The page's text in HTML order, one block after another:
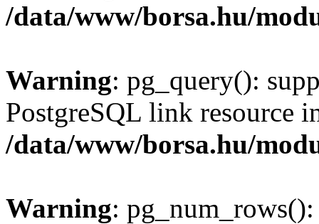
/data/www/borsa.hu/
Warning: pg_query():
PostgreSQL link resource
/data/www/borsa.hu/
Warning: